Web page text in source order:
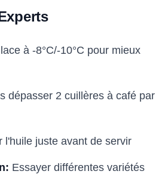
à -8°C/-10°C pour mieux
dépasser 2 cuillères à café par
l'huile juste avant de servir
Essayer différentes variétés